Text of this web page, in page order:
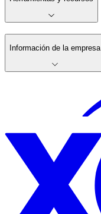
Información de la empresa